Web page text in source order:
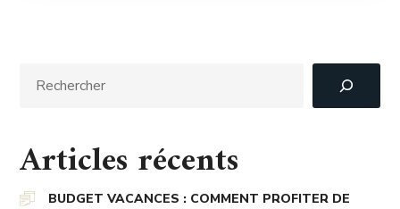
Articles récents
BUDGET VACANCES : COMMENT PROFITER DE